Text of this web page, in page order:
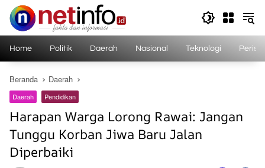
Langsung
konten
Home Politik Daerah Nasional Teknologi
Beranda Daerah
Daerah Pendidikan
Harapan Warga Lorong Rawai: Jangan
Tunggu Korban Jiwa Baru Jalan
Diperbaiki